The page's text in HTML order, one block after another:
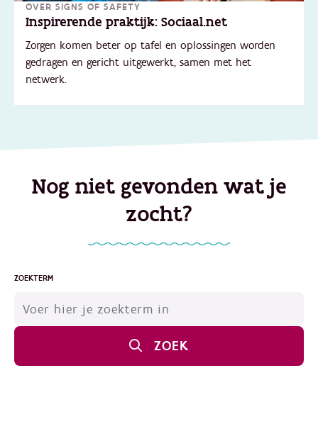
OVER SIGNS OF SAFETY
Inspirerende praktijk: Sociaal.net
Zorgen komen beter op tafel en oplossingen worden
gedragen en gericht uitgewerkt, samen met het
netwerk.
Nog niet gevonden wat je
zocht?
ZOEKTERM
ZOEK